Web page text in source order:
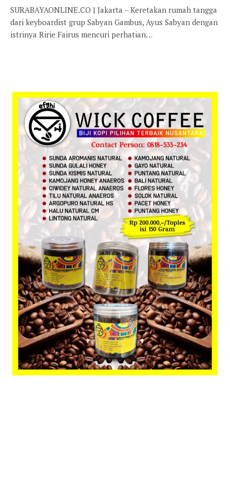
SURABAYAONLINE.CO | Jakarta – Keretakan rumah tangga
dari keyboardist grup Sabyan Gambus, Ayus Sabyan dengan
istrinya Ririe Fairus mencuri perhatian…